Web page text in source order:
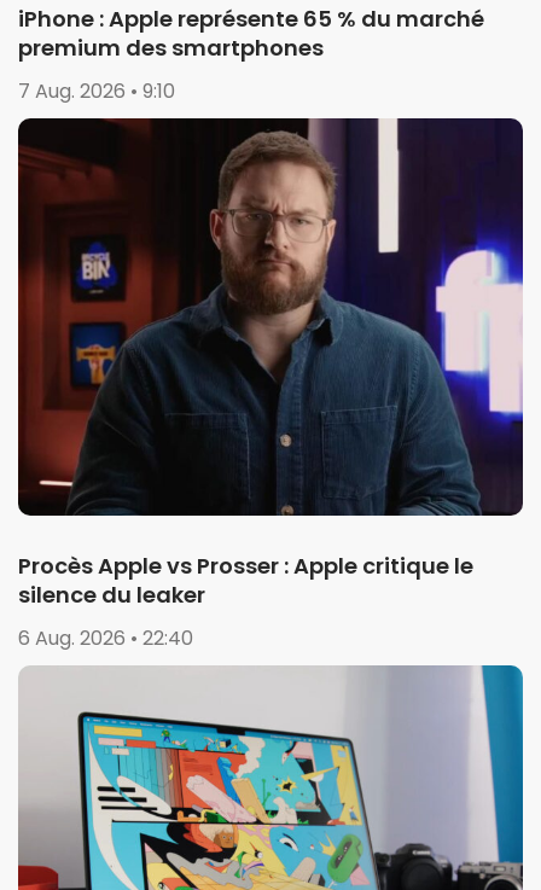
iPhone : Apple représente 65 % du marché
premium des smartphones
7 Aug. 2026 • 9:10
Procès Apple vs Prosser : Apple critique le
silence du leaker
6 Aug. 2026 • 22:40